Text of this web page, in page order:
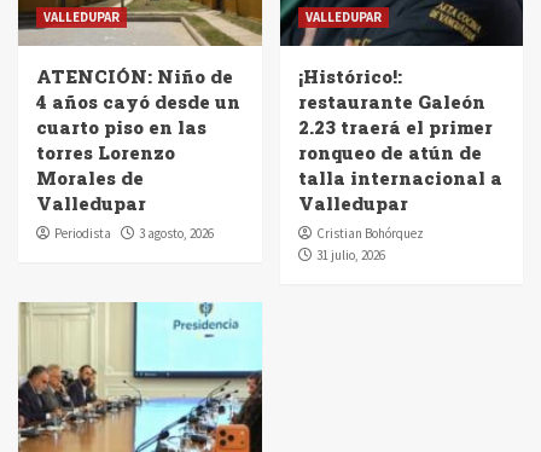
VALLEDUPAR
ATENCIÓN: Niño de
4 años cayó desde un
cuarto piso en las
torres Lorenzo
Morales de
Valledupar
Periodista 3 agosto, 2026
VALLEDUPAR
¡Histórico!:
restaurante Galeón
2.23 traerá el primer
ronqueo de atún de
talla internacional a
Valledupar
Cristian Bohórquez
31 julio, 2026